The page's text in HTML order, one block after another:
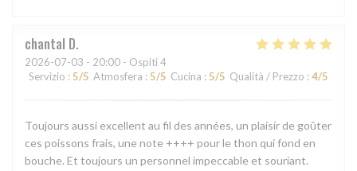
chantal D
2026-07-03 - 20:00 - Ospiti 4
Servizio : 5/5 Atmosfera : 5/5 Cucina : 5/5 Qualità / Prezzo : 4/5
Toujours aussi excellent au fil des années, un plaisir de goûter
ces poissons frais, une note ++++ pour le thon qui fond en
bouche. Et toujours un personnel impeccable et souriant.